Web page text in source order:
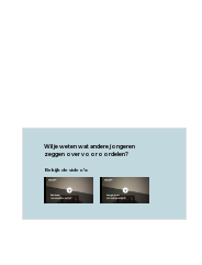
Wil je weten wat andere jongeren
zeggen over vooroordelen?
Bekijk de video's: